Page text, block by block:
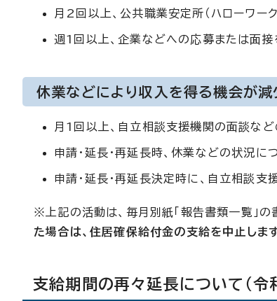
月2回以上、公共職業安定所（ハローワー
週1回以上、企業などへの応募または面接
休業などにより収入を得る機会が減
月1回以上、自立相談支援機関の面談など
申請・延長・再延長時、休業などの状況に
申請・延長・再延長決定時に、自立相談支
※上記の活動は、毎月別紙「報告書類一覧」の
た場合は、住居確保給付金の支給を中止します
支給期間の再々延長について（令